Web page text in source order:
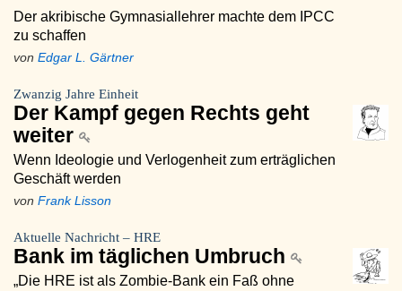
Der akribische Gymnasiallehrer machte dem IPCC
zu schaffen
von Edgar L. Gärtner
Zwanzig Jahre Einheit
Der Kampf gegen Rechts geht
weiter
Wenn Ideologie und Verlogenheit zum erträglichen
Geschäft werden
von Frank Lisson
Aktuelle Nachricht – HRE
Bank im täglichen Umbruch
„Die HRE ist als Zombie-Bank ein Faß ohne